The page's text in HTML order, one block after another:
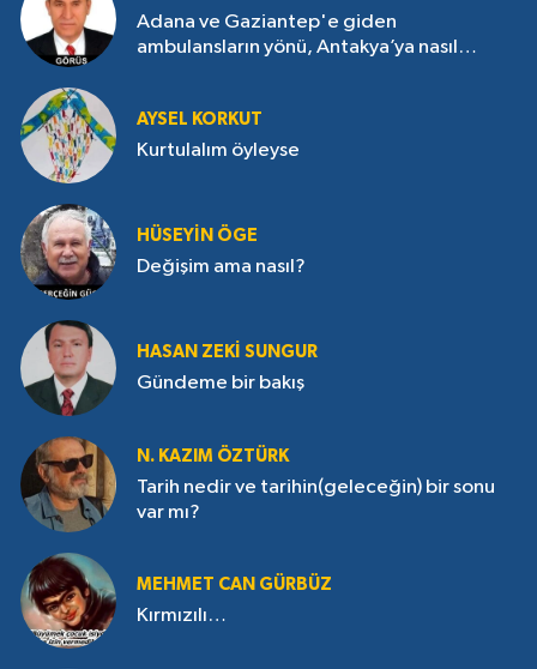
Adana ve Gaziantep'e giden
ambulansların yönü, Antakya’ya nasıl
AYSEL KORKUT
Kurtulalım öyleyse
HÜSEYIN ÖGE
Değişim ama nasıl?
HASAN ZEKI SUNGUR
Gündeme bir bakış
N. KAZIM ÖZTÜRK
Tarih nedir ve tarihin(geleceğin) bir sonu
var mı?
MEHMET CAN GÜRBÜZ
Kırmızılı…